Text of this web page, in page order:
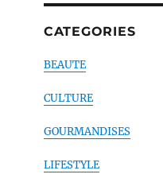
CATEGORIES
BEAUTE
CULTURE
GOURMANDISES
LIFESTYLE